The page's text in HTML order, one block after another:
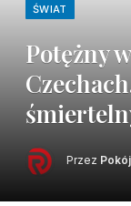
ŚWIAT
Potężny
Przez